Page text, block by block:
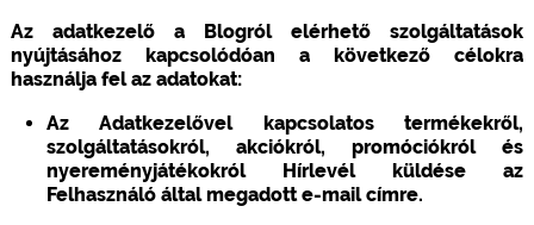
Az adatkezelő a Blogról elérhető szolgáltatások
nyújtásához kapcsolódóan a következő célokra
használja fel az adatokat:
Az Adatkezelővel kapcsolatos termékekről,
szolgáltatásokról, akciókról, promóciókról és
nyereményjátékokról Hírlevél küldése az
Felhasználó által megadott e-mail címre.